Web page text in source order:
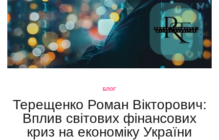
БЛОГ
Терещенко Роман Вікторович:
Вплив світових фінансових
криз на економіку України